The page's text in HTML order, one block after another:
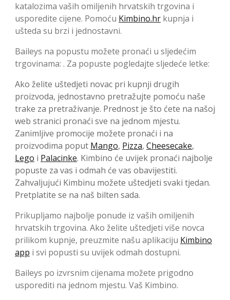
katalozima vaših omiljenih hrvatskih trgovina i
usporedite cijene. Pomoću Kimbino.hr kupnja i
ušteda su brzi i jednostavni.
Baileys na popustu možete pronaći u sljedećim
trgovinama: . Za popuste pogledajte sljedeće letke:
Ako želite uštedjeti novac pri kupnji drugih
proizvoda, jednostavno pretražujte pomoću naše
trake za pretraživanje. Prednost je što ćete na našoj
web stranici pronaći sve na jednom mjestu.
Zanimljive promocije možete pronaći i na
proizvodima poput Mango, Pizza, Cheesecake,
Lego i Palacinke. Kimbino će uvijek pronaći najbolje
popuste za vas i odmah će vas obavijestiti.
Zahvaljujući Kimbinu možete uštedjeti svaki tjedan.
Pretplatite se na naš bilten sada.
Prikupljamo najbolje ponude iz vaših omiljenih
hrvatskih trgovina. Ako želite uštedjeti više novca
prilikom kupnje, preuzmite našu aplikaciju Kimbino
app i svi popusti su uvijek odmah dostupni.
Baileys po izvrsnim cijenama možete prigodno
usporediti na jednom mjestu. Vaš Kimbino.